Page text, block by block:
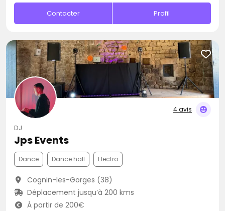
Contacter Profil
4 avis
DJ
Jps Events
Dance Dance hall Electro
Cognin-les-Gorges (38)
Déplacement jusqu’à 200 kms
À partir de 200€